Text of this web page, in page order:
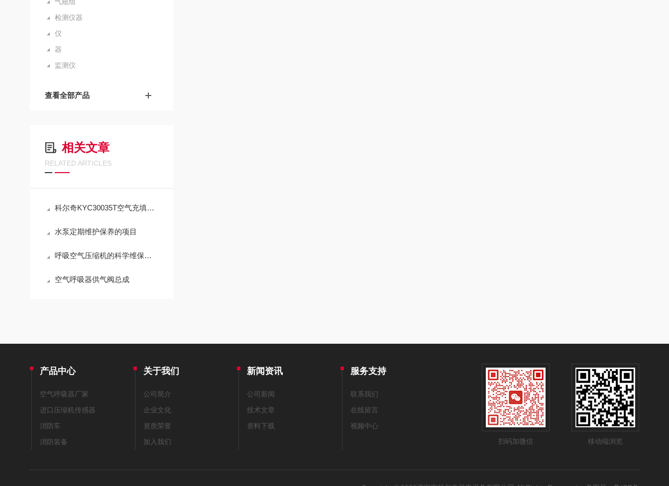
检测仪器
仪
器
监测仪
查看全部产品
相关文章
RELATED ARTICLES
科尔奇KYC30035T空气充填泵操作使用与注意事项
水泵定期维护保养的项目
呼吸空气压缩机的科学维保指导
空气呼吸器供气阀总成
产品中心
空气呼吸器厂家
进口压缩机传感器
消防车
消防装备
关于我们
公司简介
企业文化
资质荣誉
加入我们
新闻资讯
公司新闻
技术文章
资料下载
服务支持
联系我们
在线留言
视频中心
扫码加微信
移动端浏览